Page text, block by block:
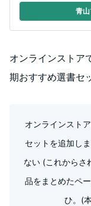
青
オンラインストア
期おすすめ選書セ
オンラインスト
セットを追加し
ない (これからさ
品をまとめたペ
ひ。(